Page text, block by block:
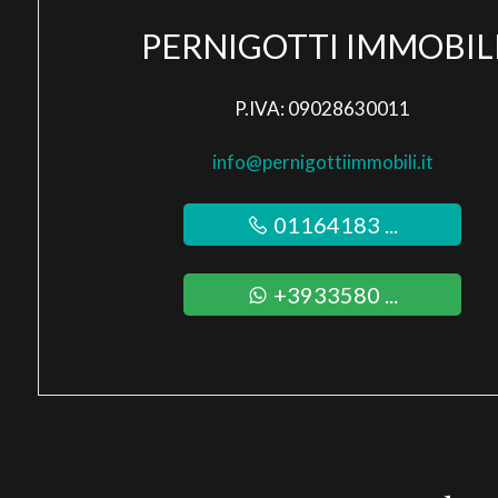
PERNIGOTTI
P.IVA: 09028630011
info@pernigottiimmobili.it
01164183 ...
+3933580 ...